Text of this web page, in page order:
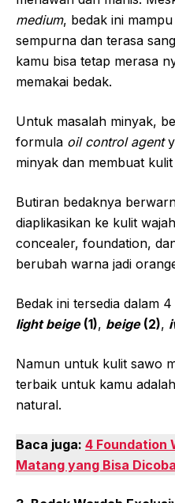
medium, bedak ini
sempurna dan terasa
kamu bisa tetap merasa
memakai bedak.
Untuk masalah minyak,
formula oil control agent
minyak dan membuat
Butiran bedaknya
diaplikasikan ke kulit
concealer, foundation,
berubah warna jadi
Bedak ini tersedia dalam 4
light beige(1), beige(2),
Namun untuk kulit sawo
terbaik untuk kamu adalah
natural.
Baca juga: 4 Foundation
Matang yang Bisa Dicoba